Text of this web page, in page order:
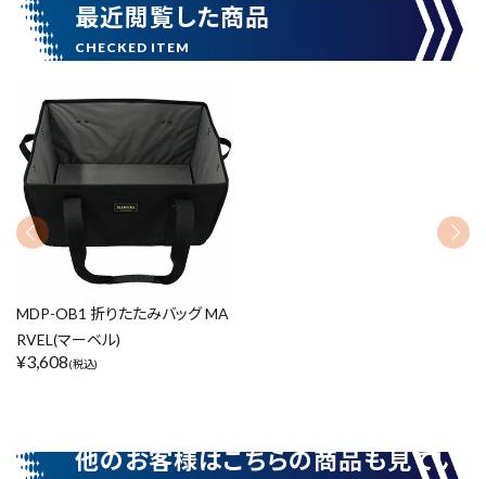
在庫のない商品を表示しない
リセット
最近閲覧した商品
MDP-OB1 折りたたみバッグ MA
RVEL(マーベル)
¥3,608(税込)
他のお客様はこちらの商品も見てい